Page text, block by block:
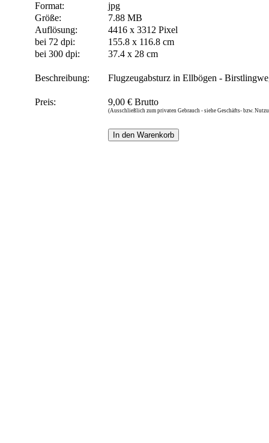
Format:
jpg
Größe:
7.88 MB
Auflösung:
4416 x 3312 Pixel
bei 72 dpi:
155.8 x 116.8 cm
bei 300 dpi:
37.4 x 28 cm
Beschreibung: Flugzeugabsturz in Ellbögen -
Preis: 9,00 € Brutto
(Ausschließlich zum privaten Gebrauch - siehe Geschäfts- bzw.